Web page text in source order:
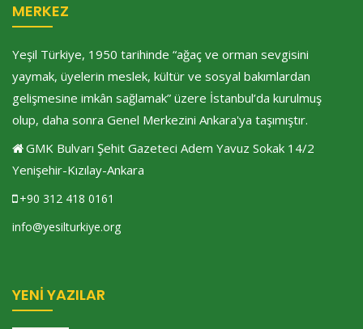
MERKEZ
Yeşil Türkiye, 1950 tarihinde “ağaç ve orman sevgisini
yaymak, üyelerin meslek, kültür ve sosyal bakımlardan
gelişmesine imkân sağlamak” üzere İstanbul’da kurulmuş
olup, daha sonra Genel Merkezini Ankara'ya taşımıştır.
GMK Bulvarı Şehit Gazeteci Adem Yavuz Sokak 14/2
Yenişehir-Kızılay-Ankara
+90 312 418 0161
info@yesilturkiye.org
YENI YAZILAR